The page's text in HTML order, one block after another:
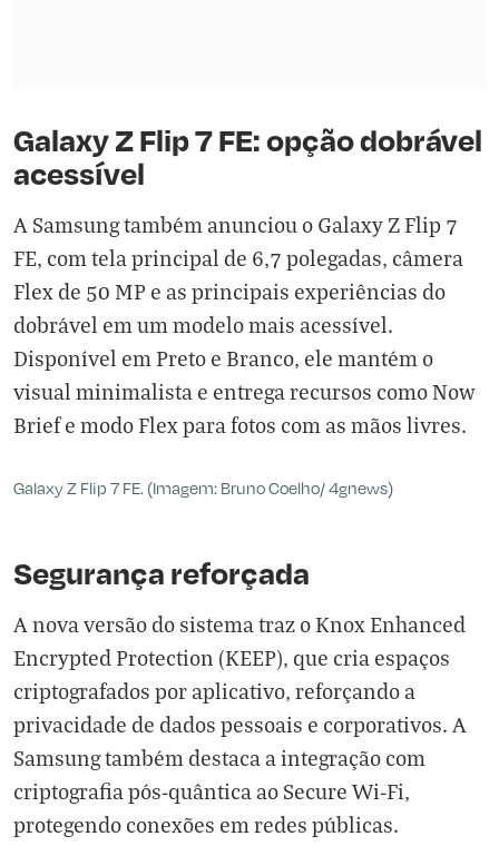
Galaxy Z Flip 7 FE: opção dobrável
acessível
A Samsung também anunciou o Galaxy Z Flip 7
FE, com tela principal de 6,7 polegadas, câmera
Flex de 50 MP e as principais experiências do
dobrável em um modelo mais acessível.
Disponível em Preto e Branco, ele mantém o
visual minimalista e entrega recursos como Now
Brief e modo Flex para fotos com as mãos livres.
Galaxy Z Flip 7 FE. (Imagem: Bruno Coelho/ 4gnews)
Segurança reforçada
A nova versão do sistema traz o Knox Enhanced
Encrypted Protection (KEEP), que cria espaços
criptografados por aplicativo, reforçando a
privacidade de dados pessoais e corporativos. A
Samsung também destaca a integração com
criptografia pós-quântica ao Secure Wi-Fi,
protegendo conexões em redes públicas.